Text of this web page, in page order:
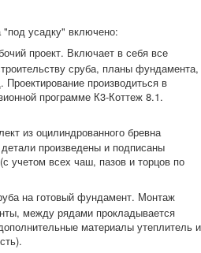
"под усадку" включено:
проект. Включает в себя все
сруба, планы фундамента,
производиться в
программе К3-Коттеж 8.1.
из оцилиндрованного бревна
произведены и подписаны
учетом всех чаш, пазов и торцов по
на готовый фундамент. Монтаж
между рядами прокладывается
материалы утеплитель и